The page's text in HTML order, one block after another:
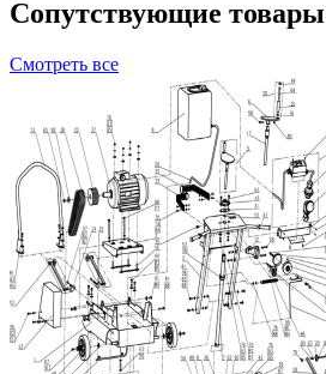
Сопутствующие товары
Смотреть все